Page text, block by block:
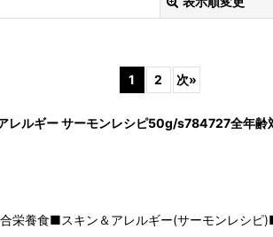
1 2 次»
レルギー サーモンレシピ50g/s784727全年齢
栄養食■スキン＆アレルギー(サーモンレシ